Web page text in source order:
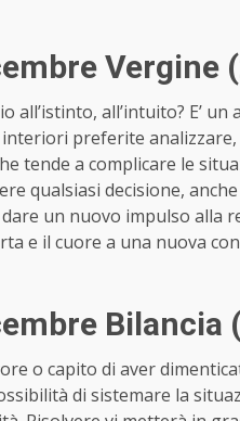
Vergine
all’istinto, all’intuito? E’
preferite
tende a complicare le
qualsiasi decisione,
un nuovo impulso alla
e il cuore a una nuova
o capito di aver
di sistemare la